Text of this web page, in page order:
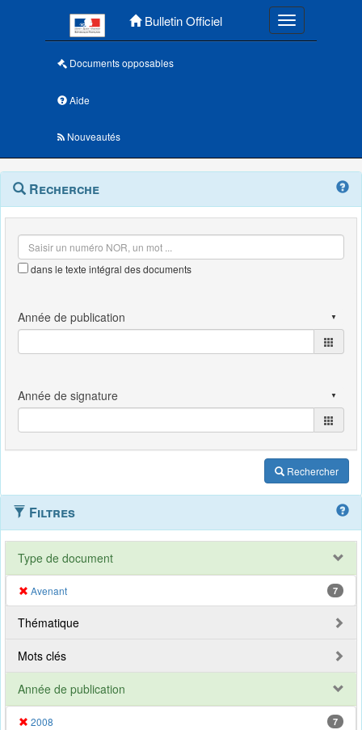
Bulletin Officiel Toggle
Documents opposables
Aide
Nouveautés
Navigation
outils
Menu
contextuel
Recherche
dans le texte intégral des documents
Rechercher
Filtres
Type de document
Avenant 7
Thématique
Mots clés
Année de publication
2008 7